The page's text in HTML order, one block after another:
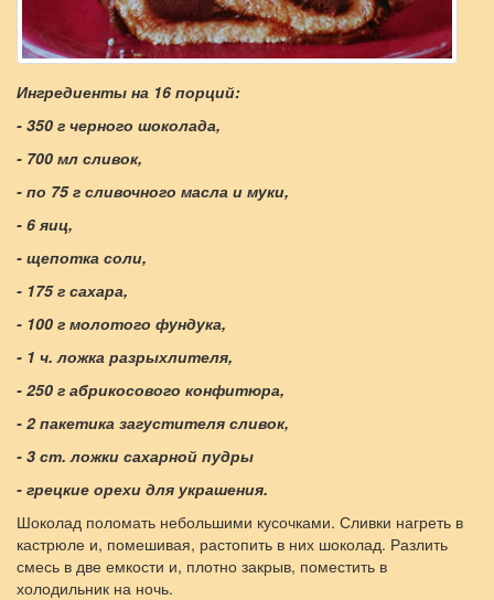
Ингредиенты на 16 порций:
- 350 г черного шоколада,
- 700 мл сливок,
- по 75 г сливочного масла и муки,
- 6 яиц,
- щепотка соли,
- 175 г сахара,
- 100 г молотого фундука,
- 1 ч. ложка разрыхлителя,
- 250 г абрикосового конфитюра,
- 2 пакетика загустителя сливок,
- 3 ст. ложки сахарной пудры
- грецкие орехи для украшения.
Шоколад поломать небольшими кусочками. Сливки нагреть в
кастрюле и, помешивая, растопить в них шоколад. Разлить
смесь в две емкости и, плотно закрыв, поместить в
холодильник на ночь.